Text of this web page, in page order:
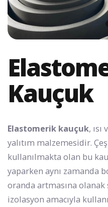
Kauçuk
Elastomerik kauçuk,
yalıtım malzemesidir.
kullanılmakta olan bu
yaparken aynı zamanda
oranda artmasına olanak
izolasyon amacıyla